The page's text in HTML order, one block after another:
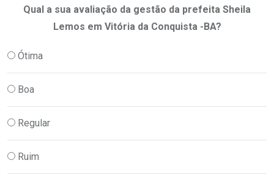
Qual a sua avaliação da gestão da prefeita Sheila
Lemos em Vitória da Conquista -BA?
Ótima
Boa
Regular
Ruim